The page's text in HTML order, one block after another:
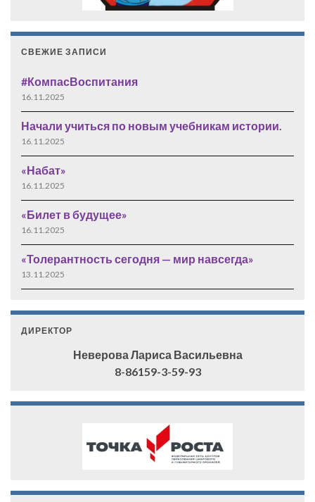
СВЕЖИЕ ЗАПИСИ
#КомпасВоспитания
16.11.2025
Начали учиться по новым учебникам истории.
16.11.2025
«Набат»
16.11.2025
«Билет в будущее»
16.11.2025
«Толерантность сегодня — мир навсегда»
13.11.2025
ДИРЕКТОР
Неверова Лариса Васильевна
8-86159-3-59-93